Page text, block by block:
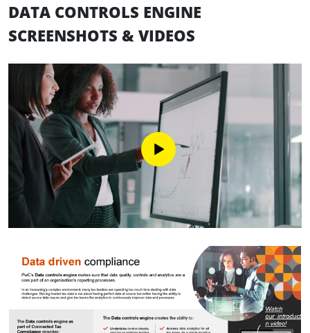
DATA CONTROLS ENGINE
SCREENSHOTS & VIDEOS